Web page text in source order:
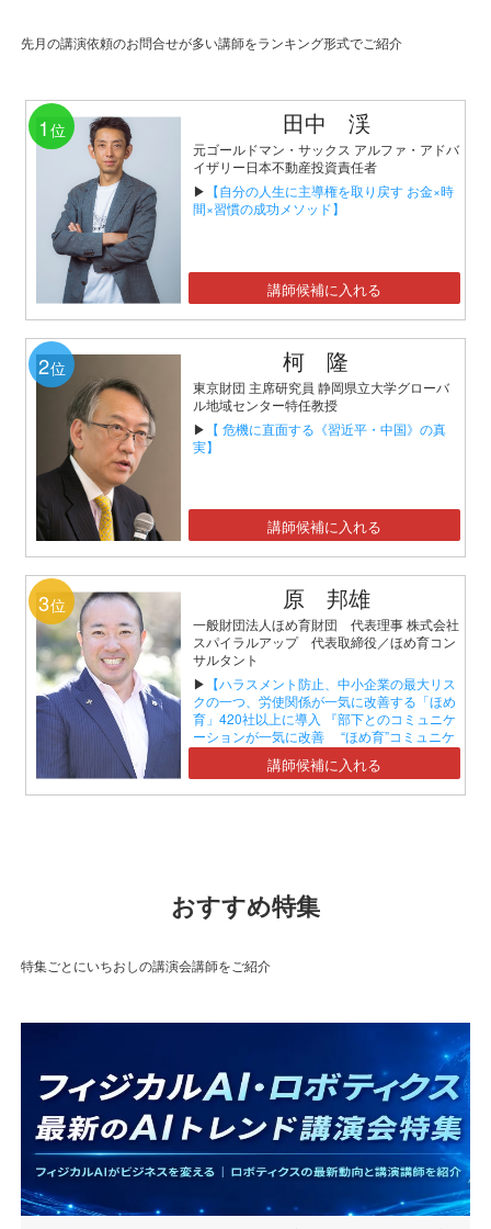
先月の講演依頼のお問合せが多い講師をランキング形式でご紹介
1 位 田中 渓
元ゴールドマン・サックス アルファ・アドバ
イザリー日本不動産投資責任者
▶ 【自分の人生に主導権を取り戻す お金×時
間×習慣の成功メソッド】
講師候補に入れる
2位 柯 隆
東京財団 主席研究員 静岡県立大学グローバ
ル地域センター特任教授
▶ 【 危機に直面する《習近平・中国》の真
実】
講師候補に入れる
3位 原 邦雄
一般財団法人ほめ育財団 代表理事 株式会社
スパイラルアップ 代表取締役／ほめ育コン
サルタント
▶ 【ハラスメント防止、中小企業の最大リス
クの一つ、労使関係が一気に改善する「ほめ
育」420社以上に導入 『部下とのコミュニケ
ーションが一気に改善 “ほめ育”コミュニケ
ーションセミナー』】講師候補に入れる
おすすめ特集
特集ごとにいちおしの講演会講師をご紹介